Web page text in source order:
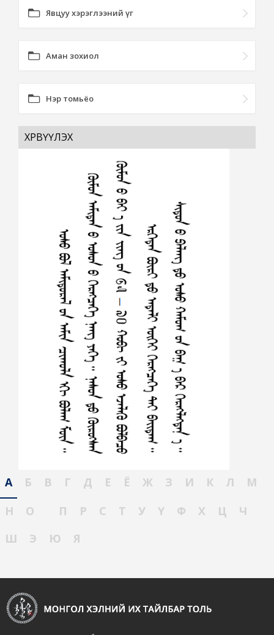
Явцуу хэрэглээний үг
Аман зохиол
Нэр томьёо
ХӨРВҮҮЛЭХ
А Б В Г Д Е Ё Ж З И К Л
М
Н
О П Р С Т У Ү Ф Х Ц
Ч
Ш
Э Ю Я